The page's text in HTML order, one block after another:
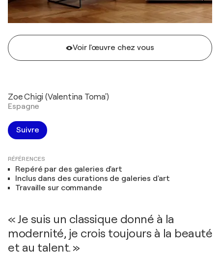
Voir l'œuvre chez vous
Zoe Chigi (Valentina Toma')
Espagne
Suivre
RÉFÉRENCES
Repéré par des galeries d'art
Inclus dans des curations de galeries d'art
Travaille sur commande
« Je suis un classique donné à la
modernité, je crois toujours à la beauté
et au talent. »